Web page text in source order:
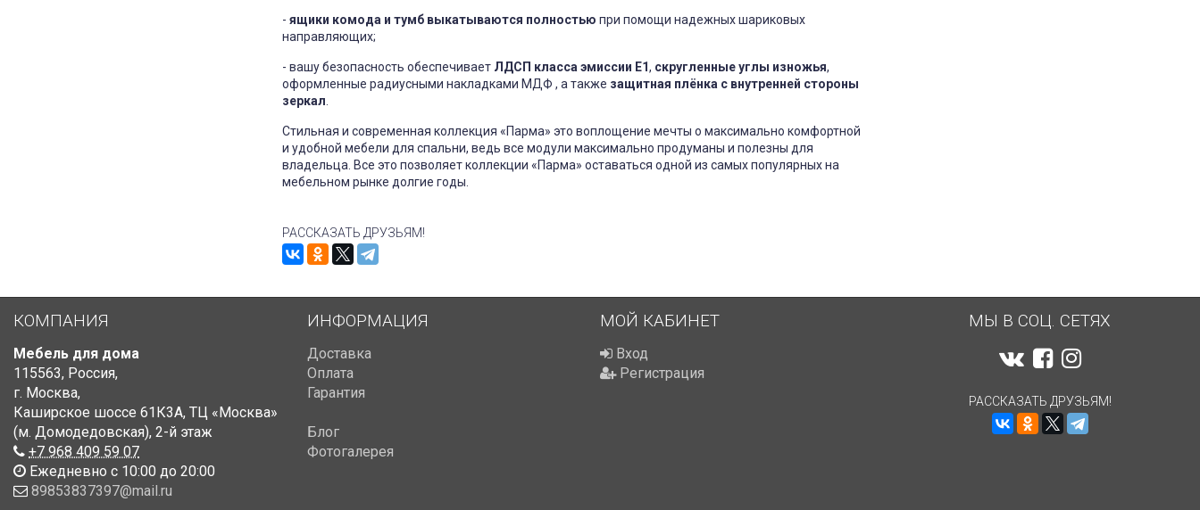
- ящики комода и тумб выкатываются полностью при помощи надежных шариковых
направляющих;
- вашу безопасность обеспечивает ЛДСП класса эмиссии Е1, скругленные углы изножья,
оформленные радиусными накладками МДФ , а также защитная плёнка с внутренней стороны
зеркал.
Стильная и современная коллекция «Парма» это воплощение мечты о максимально комфортной
и удобной мебели для спальни, ведь все модули максимально продуманы и полезны для
владельца. Все это позволяет коллекции «Парма» оставаться одной из самых популярных на
мебельном рынке долгие годы.
РАССКАЗАТЬ ДРУЗЬЯМ!
КОМПАНИЯ
Мебель для дома
115563, Россия,
г. Москва,
Каширское шоссе 61К3А, ТЦ «Москва»
(м. Домодедовская), 2-й этаж
+7 968 409 59 07
Ежедневно с 10:00 до 20:00
89853837397@mail.ru
ИНФОРМАЦИЯ
Доставка
Оплата
Гарантия
Блог
Фотогалерея
МОЙ КАБИНЕТ
Вход
Регистрация
МЫ В СОЦ. СЕТЯХ
РАССКАЗАТЬ ДРУЗЬЯМ!